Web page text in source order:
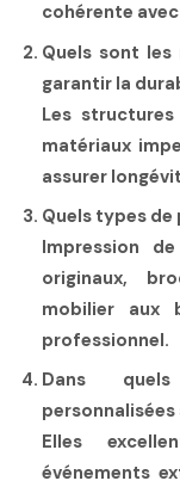
cohérente
Quels sont
garantir la
Les
matériaux
assurer
Quels types
Impression
originaux,
mobilier aux
professionnel.
Dans
Elles
événements